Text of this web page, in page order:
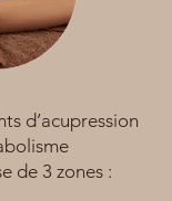
d’acupression
de 3 zones :